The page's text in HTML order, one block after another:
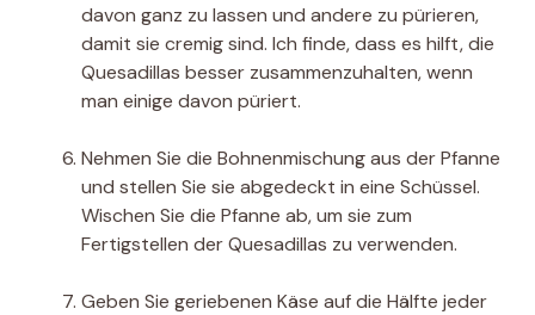
davon ganz zu lassen und andere zu pürieren,
damit sie cremig sind. Ich finde, dass es hilft, die
Quesadillas besser zusammenzuhalten, wenn
man einige davon püriert.
Nehmen Sie die Bohnenmischung aus der Pfanne
und stellen Sie sie abgedeckt in eine Schüssel.
Wischen Sie die Pfanne ab, um sie zum
Fertigstellen der Quesadillas zu verwenden.
Geben Sie geriebenen Käse auf die Hälfte jeder